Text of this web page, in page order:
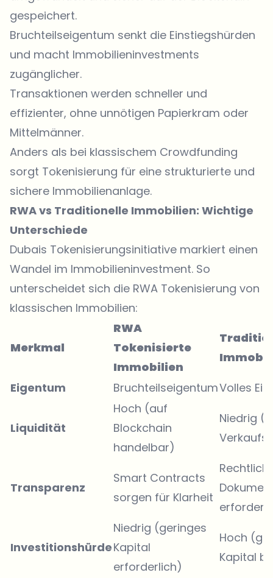
gespeichert.
Bruchteilseigentum senkt die Einstiegshürden
und macht Immobilieninvestments
zugänglicher.
Transaktionen werden schneller und
effizienter, ohne unnötigen Papierkram oder
Mittelmänner.
Anders als bei klassischem Crowdfunding
sorgt Tokenisierung für eine strukturierte und
sichere Immobilienanlage.
RWA vs Traditionelle Immobilien: Wichtige
Unterschiede
Dubais Tokenisierungsinitiative markiert einen
Wandel im Immobilieninvestment. So
unterscheidet sich die RWA Tokenisierung von
klassischen Immobilien:
Merkmal
RWA
Tokenisierte
Immobilien
Eigentum
BruchteilseigentumVolles
Liquidität
Hoch (auf
Blockchain
handelbar)
Niedrig
Transparenz
Smart Contracts
sorgen für Klarheit
Investitionshürde
Niedrig (geringes
Kapital
erforderlich)
Hoch
Kapital